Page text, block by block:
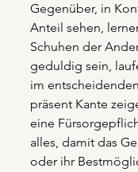
Gegenüber, in
Anteil sehen,
Schuhen der
geduldig sein,
im
präsent Kante
eine
alles, damit das
oder ihr